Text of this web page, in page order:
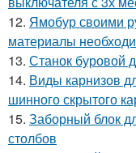
12. Ямобур своими
материалы
13. Станок буровой
14. Виды карнизов
шинного скрытого
15. Заборный блок
столбов